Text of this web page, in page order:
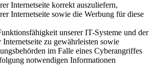
Internetseite korrekt auszuliefern,
Internetseite sowie die Werbung für diese
unserer IT-Systeme und der
Internetseite zu gewährleisten sowie
im Falle eines Cyberangriffes
notwendigen Informationen